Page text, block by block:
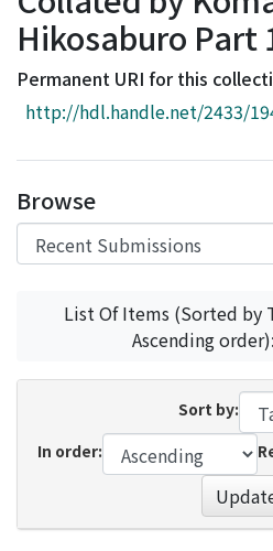
Download Ranking
Access Statistics
Library Network
Hikosaburo Part
Permanent URI for this
http://hdl.handle.net/2433/
Browse
List Of Items (Sorted by
Ascending
Sort by:
In order: